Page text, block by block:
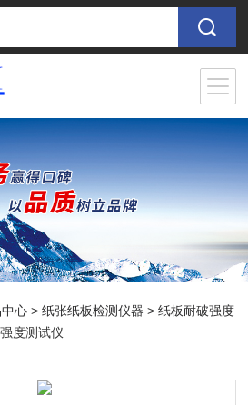
心 >纸张纸板检测仪器 >纸板耐破强度
度测试仪